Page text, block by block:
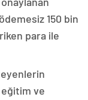
150 bin
para ile
eğitim ve